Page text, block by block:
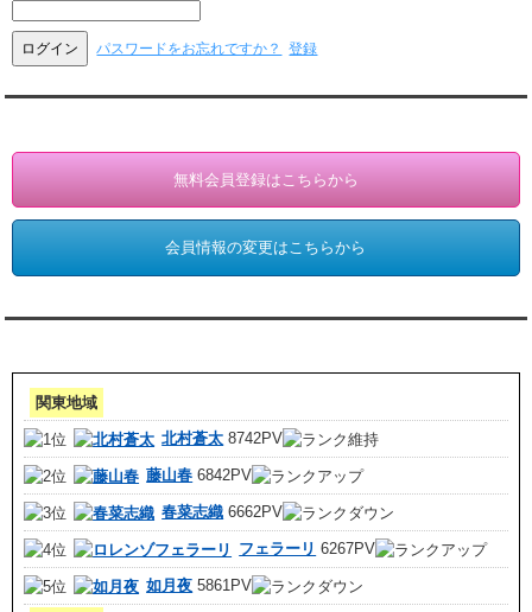
パスワードをお忘れですか？ 登録
無料会員登録はこちらから
会員情報の変更はこちらから
関東地域
北村蒼太 8742PV
藤山春 6842PV
春菜志織 6662PV
フェラーリ 6267PV
如月夜 5861PV